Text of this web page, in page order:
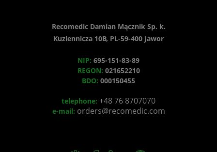
Recomedic Damian Mącznik Sp. k.
Kuziennicza 10B, PL-59-400 Jawor
NIP: 695-151-83-89
REGON: 021652210
BDO: 000150455
telephone: +48 76 8707070
e-mail: orders@recomedic.com